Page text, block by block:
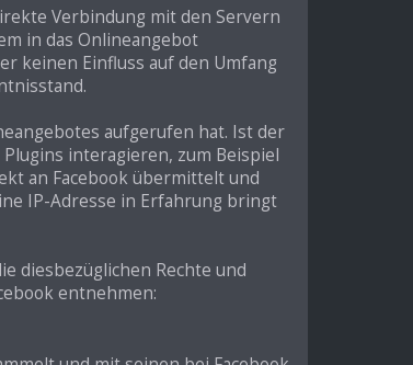
Verbindung mit den Servern
in das Onlineangebot
keinen Einfluss auf den Umfang
aufgerufen hat. Ist der
interagieren, zum Beispiel
an Facebook übermittelt und
IP-Adresse in Erfahrung bringt
diesbezüglichen Rechte und
entnehmen: